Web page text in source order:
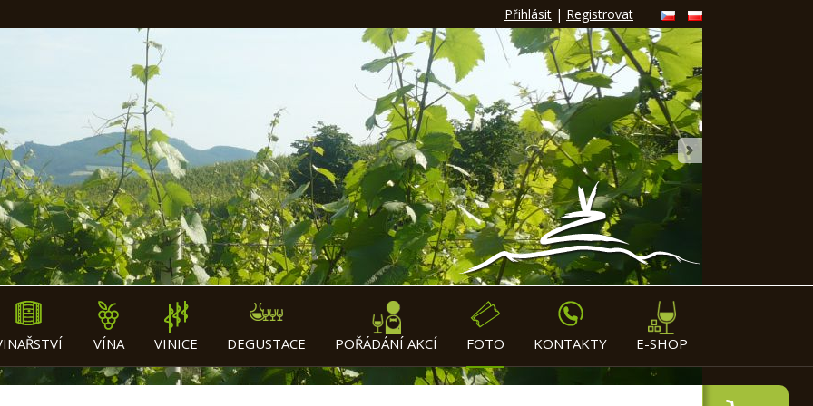
Přihlásit | Registrovat
VÍNA VINICE DEGUSTACE POŘÁDÁNÍ AKCÍ FOTO KONTAKTY E-SHOP